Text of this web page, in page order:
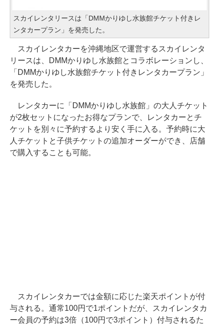
スカイレンタリースは「DMMかりゆし水族館チケット付きレ
ンタカープラン」を発売した。
スカイレンタカーを沖縄地区で運営するスカイレンタ
リースは、DMMかりゆし水族館とコラボレーションし、
「DMMかりゆし水族館チケット付きレンタカープラン」
を発売した。
レンタカーに「DMMかりゆし水族館」の大人チケット
が2枚セットになったお得なプランで、レンタカーとチ
ケットを別々に予約するより安く手に入る。予約時に大
人チケットと子供チケットの追加オーダーができ、店舗
で購入することも可能。
スカイレンタカーでは金額に応じた楽天ポイントが付
与される。通常100円で1ポイントだが、スカイレンタカ
ー会員の予約は3倍（100円で3ポイント）付与されるた